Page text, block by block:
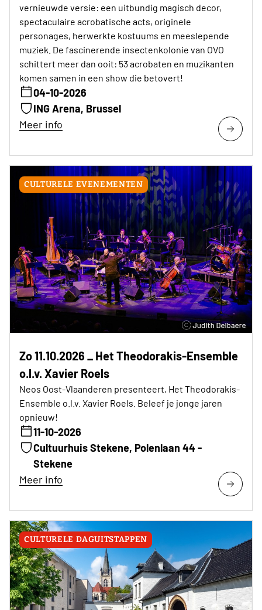
vernieuwde versie: een uitbundig magisch decor,
spectaculaire acrobatische acts, originele
personages, herwerkte kostuums en meeslepende
muziek. De fascinerende insectenkolonie van OVO
schittert meer dan ooit: 53 acrobaten en muzikanten
komen samen in een show die betovert!
04-10-2026
ING Arena, Brussel
Meer info
CULTURELE EVENEMENTEN
Zo 11.10.2026 _ Het Theodorakis-Ensemble
o.l.v. Xavier Roels
Neos Oost-Vlaanderen presenteert, Het Theodorakis-
Ensemble o.l.v. Xavier Roels. Beleef je jonge jaren
opnieuw!
11-10-2026
Cultuurhuis Stekene, Polenlaan 44 -
Stekene
Meer info
CULTURELE DAGUITSTAPPEN